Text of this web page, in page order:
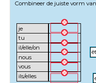
je
tu
il/elle/on
nous
vous
ils/elles
Combineer de juiste vorm